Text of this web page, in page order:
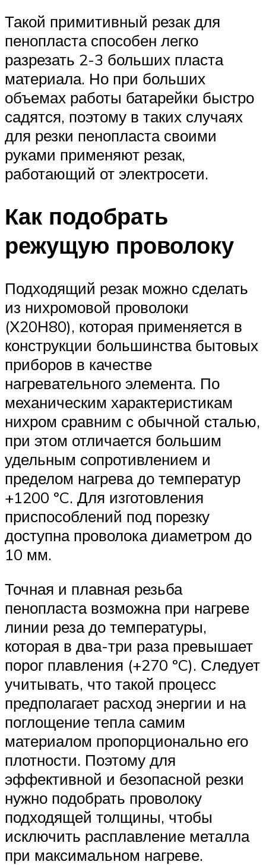
Такой примитивный резак для
пенопласта способен легко
разрезать 2-3 больших пласта
материала. Но при больших
объемах работы батарейки быстро
садятся, поэтому в таких случаях
для резки пенопласта своими
руками применяют резак,
работающий от электросети.
Как подобрать
режущую проволоку
Подходящий резак можно сделать
из нихромовой проволоки
(Х20Н80), которая применяется в
конструкции большинства бытовых
приборов в качестве
нагревательного элемента. По
механическим характеристикам
нихром сравним с обычной сталью,
при этом отличается большим
удельным сопротивлением и
пределом нагрева до температур
+1200 ºC. Для изготовления
приспособлений под порезку
доступна проволока диаметром до
10 мм.
Точная и плавная резьба
пенопласта возможна при нагреве
линии реза до температуры,
которая в два-три раза превышает
порог плавления (+270 ºC). Следует
учитывать, что такой процесс
предполагает расход энергии и на
поглощение тепла самим
материалом пропорционально его
плотности. Поэтому для
эффективной и безопасной резки
нужно подобрать проволоку
подходящей толщины, чтобы
исключить расплавление металла
при максимальном нагреве.